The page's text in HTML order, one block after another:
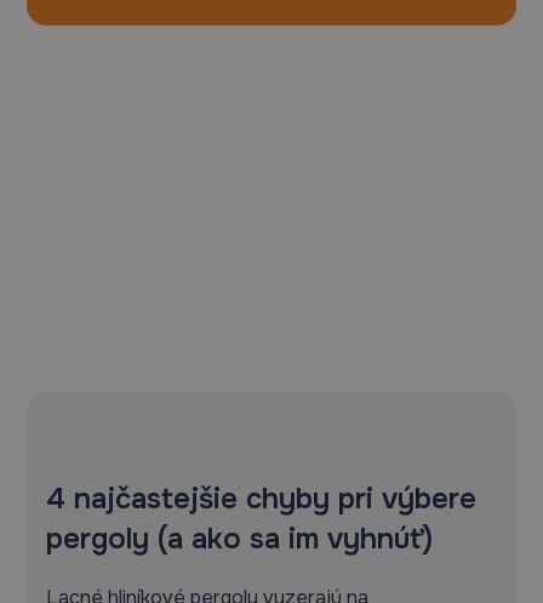
4 najčastejšie chyby pri výbere
pergoly (a ako sa im vyhnúť)
Lacné hliníkové pergoly vyzerajú na